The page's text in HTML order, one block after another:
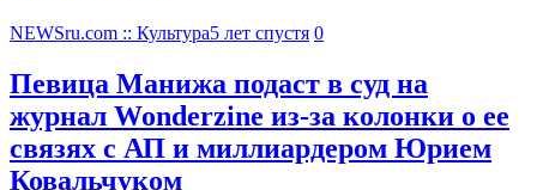
NEWSru.com :: Культура5 лет спустя 0
Певица Манижа подаст в суд на
журнал Wonderzine из-за колонки о ее
связях с АП и миллиардером Юрием
Ковальчуком